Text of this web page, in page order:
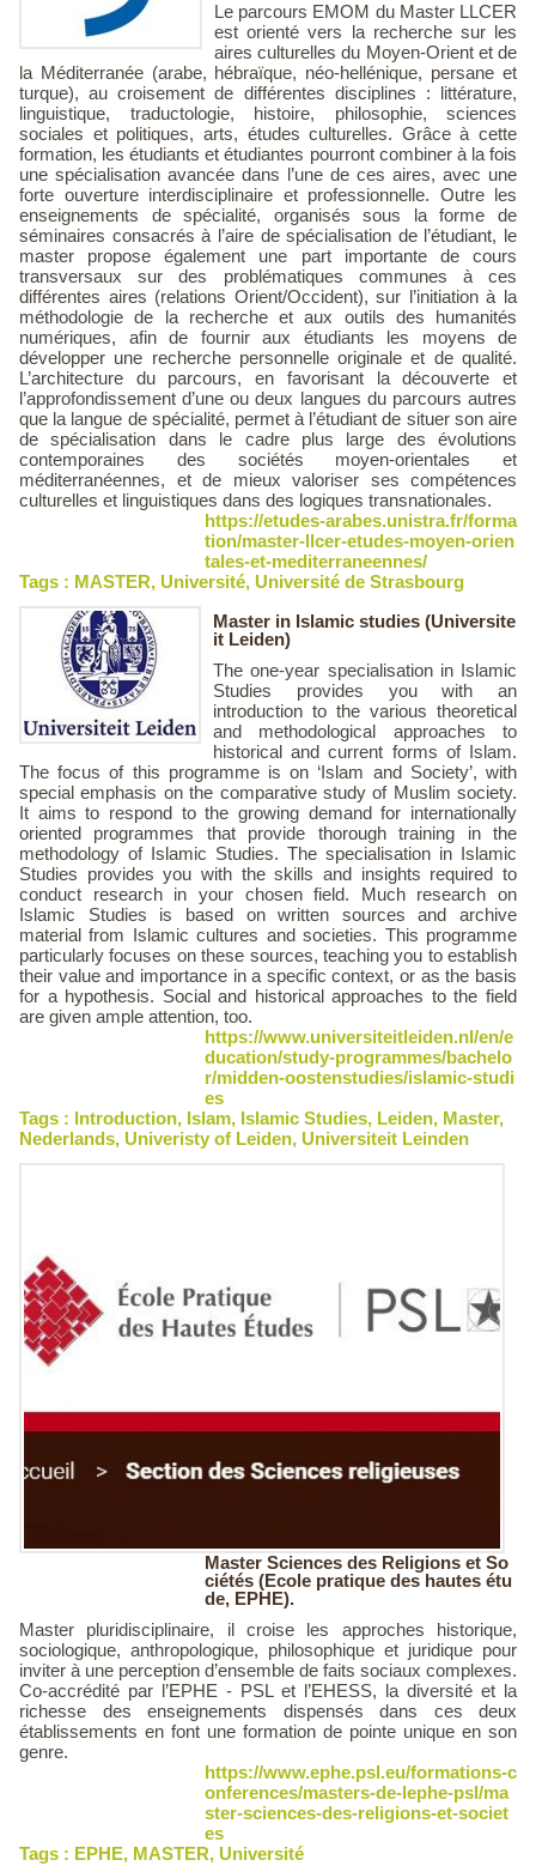
Le parcours EMOM du Master LLCER
est orienté vers la recherche sur les
aires culturelles du Moyen-Orient et de
la Méditerranée (arabe, hébraïque, néo-hellénique, persane et
turque), au croisement de différentes disciplines : littérature,
linguistique, traductologie, histoire, philosophie, sciences
sociales et politiques, arts, études culturelles. Grâce à cette
formation, les étudiants et étudiantes pourront combiner à la fois
une spécialisation avancée dans l’une de ces aires, avec une
forte ouverture interdisciplinaire et professionnelle. Outre les
enseignements de spécialité, organisés sous la forme de
séminaires consacrés à l’aire de spécialisation de l’étudiant, le
master propose également une part importante de cours
transversaux sur des problématiques communes à ces
différentes aires (relations Orient/Occident), sur l’initiation à la
méthodologie de la recherche et aux outils des humanités
numériques, afin de fournir aux étudiants les moyens de
développer une recherche personnelle originale et de qualité.
L’architecture du parcours, en favorisant la découverte et
l’approfondissement d’une ou deux langues du parcours autres
que la langue de spécialité, permet à l’étudiant de situer son aire
de spécialisation dans le cadre plus large des évolutions
contemporaines des sociétés moyen-orientales et
méditerranéennes, et de mieux valoriser ses compétences
culturelles et linguistiques dans des logiques transnationales.
https://etudes-arabes.unistra.fr/forma
tion/master-llcer-etudes-moyen-orien
tales-et-mediterraneennes/
Tags : MASTER, Université, Université de Strasbourg
Master in Islamic studies (Universite
it Leiden)
The one-year specialisation in Islamic
Studies provides you with an
introduction to the various theoretical
and methodological approaches to
historical and current forms of Islam.
The focus of this programme is on ‘Islam and Society’, with
special emphasis on the comparative study of Muslim society.
It aims to respond to the growing demand for internationally
oriented programmes that provide thorough training in the
methodology of Islamic Studies. The specialisation in Islamic
Studies provides you with the skills and insights required to
conduct research in your chosen field. Much research on
Islamic Studies is based on written sources and archive
material from Islamic cultures and societies. This programme
particularly focuses on these sources, teaching you to establish
their value and importance in a specific context, or as the basis
for a hypothesis. Social and historical approaches to the field
are given ample attention, too.
https://www.universiteitleiden.nl/en/e
ducation/study-programmes/bachelo
r/midden-oostenstudies/islamic-studi
es
Tags : Introduction, Islam, Islamic Studies, Leiden, Master,
Nederlands, Univeristy of Leiden, Universiteit Leinden
Master Sciences des Religions et So
ciétés (Ecole pratique des hautes étu
de, EPHE).
Master pluridisciplinaire, il croise les approches historique,
sociologique, anthropologique, philosophique et juridique pour
inviter à une perception d’ensemble de faits sociaux complexes.
Co-accrédité par l’EPHE - PSL et l’EHESS, la diversité et la
richesse des enseignements dispensés dans ces deux
établissements en font une formation de pointe unique en son
genre.
https://www.ephe.psl.eu/formations-c
onferences/masters-de-lephe-psl/ma
ster-sciences-des-religions-et-societ
es
Tags : EPHE, MASTER, Université